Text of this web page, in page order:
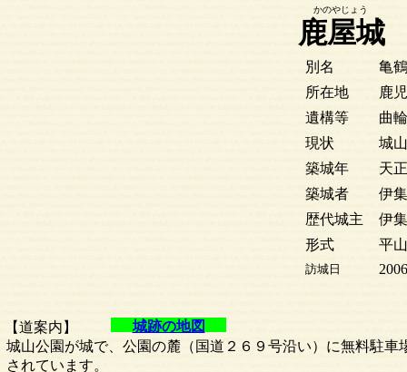
鹿屋城
別名
亀
所在地
鹿
遺構等
曲
現状
城
築城年
天
築城者
伊
歴代城主
伊
形式
平
訪城日
城跡の地図
【道案内】
城山公園が城で、公園の麓（国道２６９号沿い）に無料駐車
されています。
かのやじょう